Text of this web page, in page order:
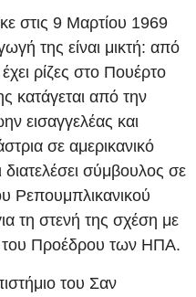
στις 9 Μαρτίου 1969
της είναι μικτή: από
ρίζες στο Πουέρτο
κατάγεται από την
εισαγγελέας και
σε αμερικανικό
διατελέσει σύμβουλος σε
Ρεπουμπλικανικού
τη στενή της σχέση με
του Προέδρου των ΗΠΑ.
του Σαν